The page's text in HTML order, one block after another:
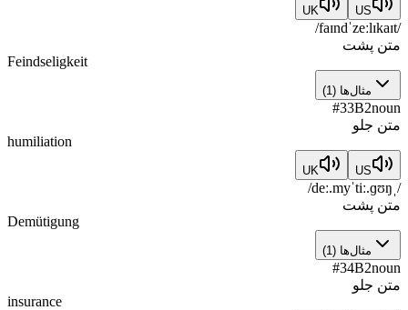
US
UK
/faɪndˈzeːlɪkaɪt/
متن پشت
Feindseligkeit
مثال‌ها (
1
)
#33B2noun
متن جلو
humiliation
US
UK
/ˌdeː.myˈtiː.ɡʊŋ/
متن پشت
Demütigung
مثال‌ها (
1
)
#34B2noun
متن جلو
insurance